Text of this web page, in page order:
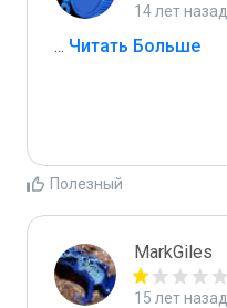
14 лет назад
... Читать Больше
Полезный
MarkGiles
15 лет назад